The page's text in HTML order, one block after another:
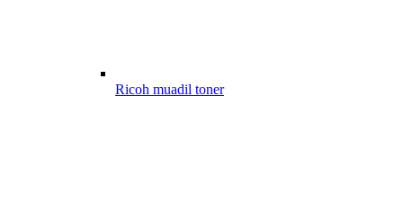
Ricoh muadil toner